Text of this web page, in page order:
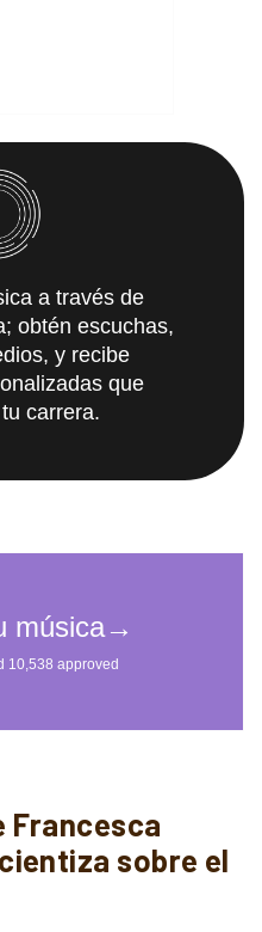
a través de
obtén escuchas,
y recibe
que
carrera.
Francesca
sobre el